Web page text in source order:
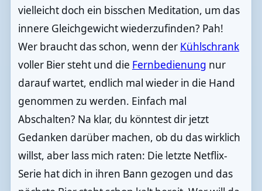
vielleicht doch ein bisschen Meditation, um das
innere Gleichgewicht wiederzufinden? Pah!
Wer braucht das schon, wenn der Kühlschrank
voller Bier steht und die Fernbedienung nur
darauf wartet, endlich mal wieder in die Hand
genommen zu werden. Einfach mal
Abschalten? Na klar, du könntest dir jetzt
Gedanken darüber machen, ob du das wirklich
willst, aber lass mich raten: Die letzte Netflix-
Serie hat dich in ihren Bann gezogen und das